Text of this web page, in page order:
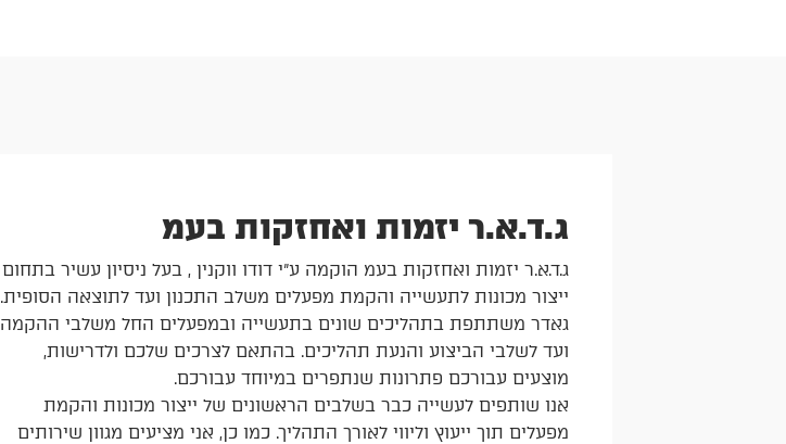
ג.ד.א.ר יזמות ואחזקות בעמ
ג.ד.א.ר יזמות ואחזקות בעמ הוקמה ע"י דודו ווקנין , בעל ניסיון עשיר בתחום
ייצור מכונות לתעשייה והקמת מפעלים משלב התכנון ועד לתוצאה הסופית.
גאדר משתתפת בתהליכים שונים בתעשייה ובמפעלים החל משלבי ההקמה
ועד לשלבי הביצוע והנעת תהליכים. בהתאם לצרכים שלכם ולדרישות,
מוצעים עבורכם פתרונות שנתפרים במיוחד עבורכם.
אנו שותפים לעשייה כבר בשלבים הראשונים של ייצור מכונות והקמת
מפעלים תוך ייעוץ וליווי לאורך התהליך. כמו כן, אני מציעים מגוון שירותים